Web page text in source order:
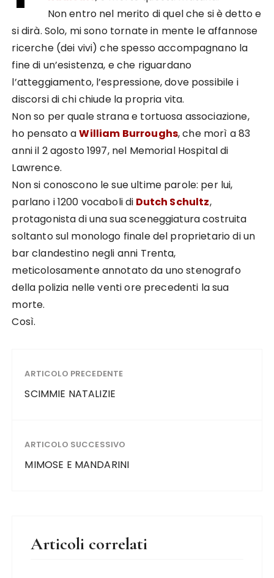
Non entro nel merito di quel che si è detto e
si dirà. Solo, mi sono tornate in mente le affannose
ricerche (dei vivi) che spesso accompagnano la
fine di un’esistenza, e che riguardano
l’atteggiamento, l’espressione, dove possibile i
discorsi di chi chiude la propria vita.
Non so per quale strana e tortuosa associazione,
ho pensato aWilliam Burroughs, che morì a 83
anni il 2 agosto 1997, nel Memorial Hospital di
Lawrence.
Non si conoscono le sue ultime parole: per lui,
parlano i 1200 vocaboli di Dutch Schultz,
protagonista di una sua sceneggiatura costruita
soltanto sul monologo finale del proprietario di un
bar clandestino negli anni Trenta,
meticolosamente annotato da uno stenografo
della polizia nelle venti ore precedenti la sua
morte.
Così.
ARTICOLO PRECEDENTE
SCIMMIE NATALIZIE
ARTICOLO SUCCESSIVO
MIMOSE E MANDARINI
Articoli correlati